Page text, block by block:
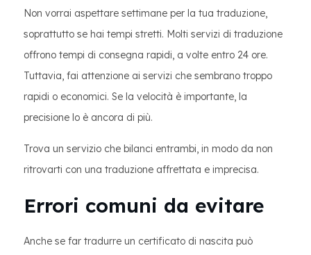
Non vorrai aspettare settimane per la tua traduzione,
soprattutto se hai tempi stretti. Molti servizi di traduzione
offrono tempi di consegna rapidi, a volte entro 24 ore.
Tuttavia, fai attenzione ai servizi che sembrano troppo
rapidi o economici. Se la velocità è importante, la
precisione lo è ancora di più.
Trova un servizio che bilanci entrambi, in modo da non
ritrovarti con una traduzione affrettata e imprecisa.
Errori comuni da evitare
Anche se far tradurre un certificato di nascita può